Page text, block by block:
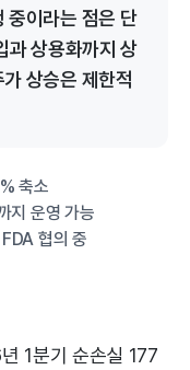
중이라는 점은 단
과 상용화까지 상
상승은 제한적
축소
지 운영 가능
협의 중
1분기 순손실 177